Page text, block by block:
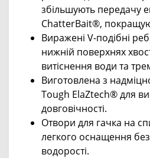
збільшують передачу
ChatterBait®,
Виражені V-подібні
нижній поверхнях
витіснення води та
Виготовлена з
Tough ElaZtech® для
довговічності.
Отвори для гачка на
легкого оснащення
водорості.